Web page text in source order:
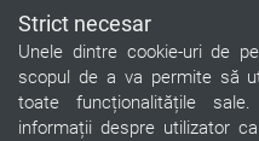
Strict necesar
Unele dintre cookie-uri de
scopul de a va permite să
toate funcționalitățile
informații despre utilizator